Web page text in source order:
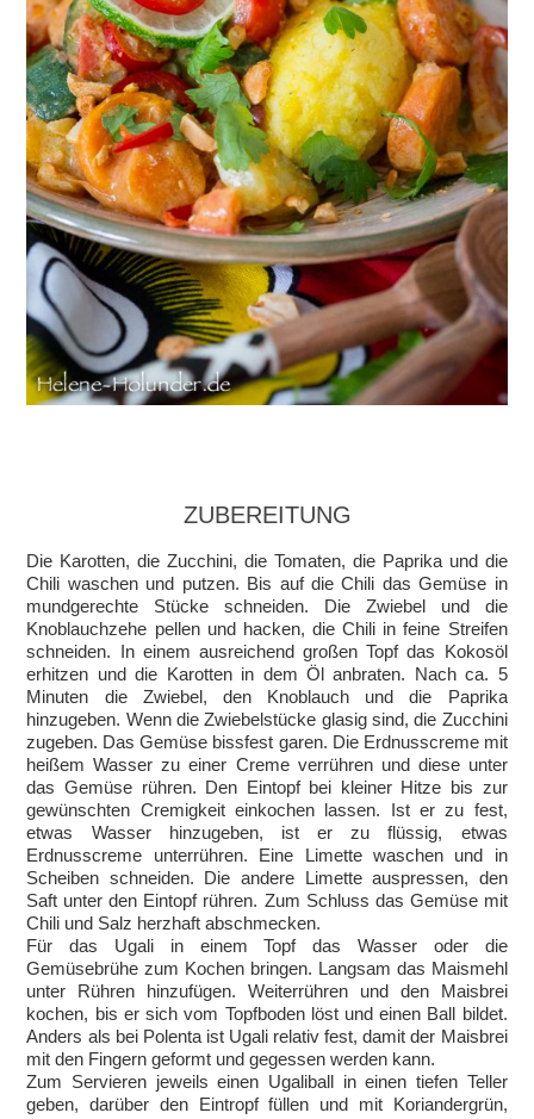
ZUBEREITUNG
Die Karotten, die Zucchini, die Tomaten, die Paprika und die
Chili waschen und putzen. Bis auf die Chili das Gemüse in
mundgerechte Stücke schneiden. Die Zwiebel und die
Knoblauchzehe pellen und hacken, die Chili in feine Streifen
schneiden. In einem ausreichend großen Topf das Kokosöl
erhitzen und die Karotten in dem Öl anbraten. Nach ca. 5
Minuten die Zwiebel, den Knoblauch und die Paprika
hinzugeben. Wenn die Zwiebelstücke glasig sind, die Zucchini
zugeben. Das Gemüse bissfest garen. Die Erdnusscreme mit
heißem Wasser zu einer Creme verrühren und diese unter
das Gemüse rühren. Den Eintopf bei kleiner Hitze bis zur
gewünschten Cremigkeit einkochen lassen. Ist er zu fest,
etwas Wasser hinzugeben, ist er zu flüssig, etwas
Erdnusscreme unterrühren. Eine Limette waschen und in
Scheiben schneiden. Die andere Limette auspressen, den
Saft unter den Eintopf rühren. Zum Schluss das Gemüse mit
Chili und Salz herzhaft abschmecken.
Für das Ugali in einem Topf das Wasser oder die
Gemüsebrühe zum Kochen bringen. Langsam das Maismehl
unter Rühren hinzufügen. Weiterrühren und den Maisbrei
kochen, bis er sich vom Topfboden löst und einen Ball bildet.
Anders als bei Polenta ist Ugali relativ fest, damit der Maisbrei
mit den Fingern geformt und gegessen werden kann.
Zum Servieren jeweils einen Ugaliball in einen tiefen Teller
geben, darüber den Eintropf füllen und mit Koriandergrün,